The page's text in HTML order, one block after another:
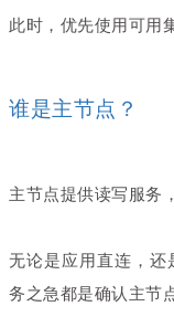
此时，优先使用可用
谁是主节点？
主节点提供读写服务
无论是应用直连，
务之急都是确认主节